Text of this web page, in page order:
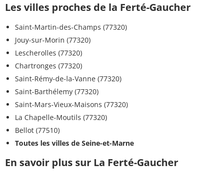
Les villes proches de la Ferté-Gaucher
Saint-Martin-des-Champs (77320)
Jouy-sur-Morin (77320)
Lescherolles (77320)
Chartronges (77320)
Saint-Rémy-de-la-Vanne (77320)
Saint-Barthélemy (77320)
Saint-Mars-Vieux-Maisons (77320)
La Chapelle-Moutils (77320)
Bellot (77510)
Toutes les villes de Seine-et-Marne
En savoir plus sur La Ferté-Gaucher